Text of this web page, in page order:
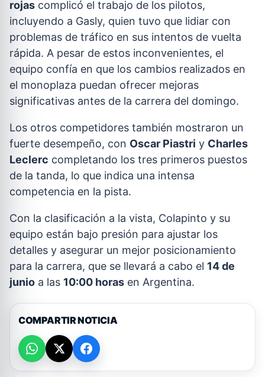
rojas complicó el trabajo de los pilotos,
incluyendo a Gasly, quien tuvo que lidiar con
problemas de tráfico en sus intentos de vuelta
rápida. A pesar de estos inconvenientes, el
equipo confía en que los cambios realizados en
el monoplaza puedan ofrecer mejoras
significativas antes de la carrera del domingo.
Los otros competidores también mostraron un
fuerte desempeño, con Oscar Piastri y Charles
Leclerc completando los tres primeros puestos
de la tanda, lo que indica una intensa
competencia en la pista.
Con la clasificación a la vista, Colapinto y su
equipo están bajo presión para ajustar los
detalles y asegurar un mejor posicionamiento
para la carrera, que se llevará a cabo el 14 de
junio a las 10:00 horas en Argentina.
COMPARTIR NOTICIA